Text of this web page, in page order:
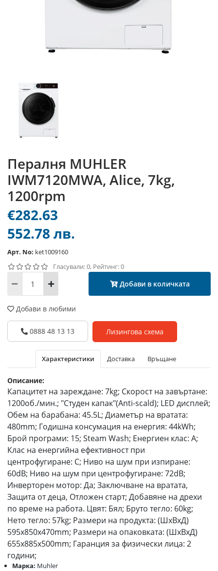
Пералня MUHLER
IWM7120MWA, Alice, 7kg,
1200rpm
€282.63
552.78 лв.
Арт. No: ket1009160
Гласували: 0, Рейтинг: 0
Добави в количката
Добави в любими
0888 48 13 13 Лизингова схема
Характеристики Доставка Връщане
Описание:
Капацитет на зареждане: 7kg; Скорост на завъртане:
1200об./мин.; "Студен капак"(Anti-scald); LED дисплей;
Обем на барабана: 45.5L; Диаметър на вратата:
480mm; Годишна консумация на енергия: 44kWh;
Брой програми: 15; Steam Wash; Енергиен клас: A;
Клас на енергийна ефективност при
центрофугиране: C; Ниво на шум при изпиране:
60dB; Ниво на шум при центрофугиране: 72dB;
Инверторен мотор: Да; Заключване на вратата,
Защита от деца, Отложен старт; Добавяне на дрехи
по време на работа. Цвят: Бял; Бруто тегло: 60kg;
Нето тегло: 57kg; Размери на продукта: (ШхВхД)
595x850x470mm; Размери на опаковката: (ШхВхД)
655x885x500mm; Гаранция за физически лица: 2
години;
Марка: Muhler